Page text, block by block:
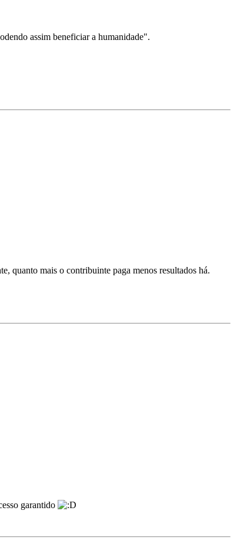
assim beneficiar a humanidade".
quanto mais o contribuinte paga menos resultados há.
garantido